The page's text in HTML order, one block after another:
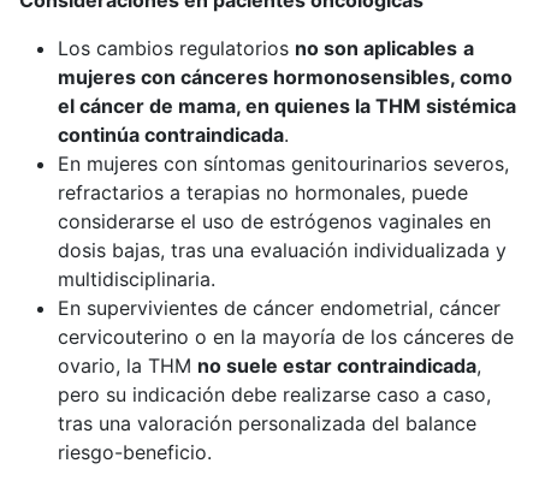
Los cambios regulatorios no son aplicables a
mujeres con cánceres hormonosensibles, como
el cáncer de mama, en quienes la THM sistémica
continúa contraindicada.
En mujeres con síntomas genitourinarios severos,
refractarios a terapias no hormonales, puede
considerarse el uso de estrógenos vaginales en
dosis bajas, tras una evaluación individualizada y
multidisciplinaria.
En supervivientes de cáncer endometrial, cáncer
cervicouterino o en la mayoría de los cánceres de
ovario, la THM no suele estar contraindicada,
pero su indicación debe realizarse caso a caso,
tras una valoración personalizada del balance
riesgo-beneficio.